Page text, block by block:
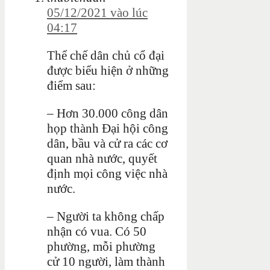
05/12/2021 vào lúc
04:17
Thể chế dân chủ cổ đại
được biểu hiện ở những
điểm sau:
– Hơn 30.000 công dân
họp thành Đại hội công
dân, bầu và cử ra các cơ
quan nhà nước, quyết
định mọi công việc nhà
nước.
– Người ta không chấp
nhận có vua. Có 50
phường, mỗi phường
cử 10 người, làm thành